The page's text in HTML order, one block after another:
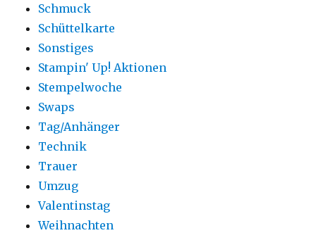
Schmuck
Schüttelkarte
Sonstiges
Stampin' Up! Aktionen
Stempelwoche
Swaps
Tag/Anhänger
Technik
Trauer
Umzug
Valentinstag
Weihnachten